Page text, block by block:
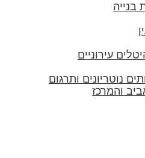
עירוניים
ותרגום
והמרכז